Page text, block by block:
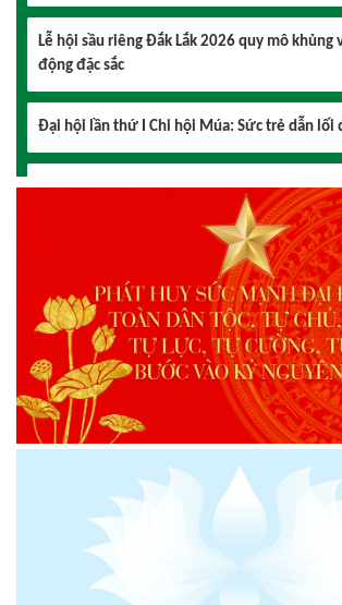
động đặc sắc
Đại hội lần thứ I Chi hội Múa: Sức trẻ dẫn lối
Đại hội lần thứ I Chi hội Nhiếp ảnh Đông Đắk
2026 – 2031 thành công tốt đẹp
Chi hội Âm nhạc Đông Đắk Lắk tổ chức Đại